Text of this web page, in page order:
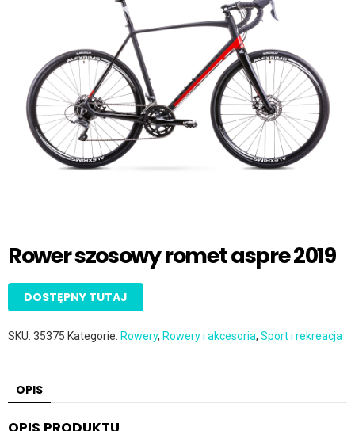
Rower szosowy romet aspre 2019
DOSTĘPNY TUTAJ
SKU: 35375 Kategorie: Rowery, Rowery i akcesoria, Sport i rekreacja
OPIS